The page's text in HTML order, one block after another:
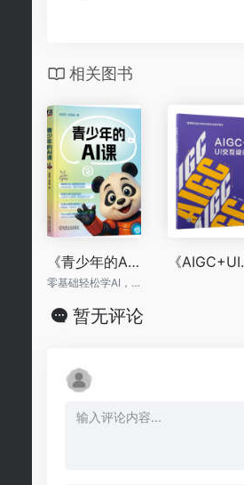
相关图书
《青少年的AI课》
零基础轻松学AI，筑牢青少年未来科技硬实力
《
暂无评论